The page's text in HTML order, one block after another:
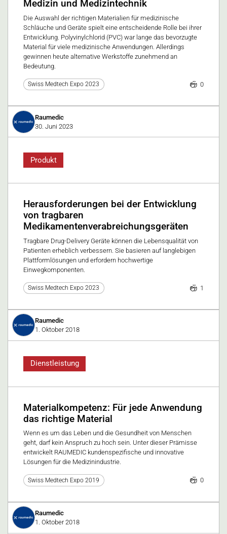
Medizin und Medizintechnik
Die Auswahl der richtigen Materialien für medizinische
Schläuche und Geräte spielt eine entscheidende Rolle bei ihrer
Entwicklung. Polyvinylchlorid (PVC) war lange das bevorzugte
Material für viele medizinische Anwendungen. Allerdings
gewinnen heute alternative Werkstoffe zunehmend an
Bedeutung.
Swiss Medtech Expo 2023 0
Raumedic
30. Juni 2023
Produkt
Herausforderungen bei der Entwicklung
von tragbaren
Medikamentenverabreichungsgeräten
Tragbare Drug-Delivery Geräte können die Lebensqualität von
Patienten erheblich verbessern. Sie basieren auf langlebigen
Plattformlösungen und erfordern hochwertige
Einwegkomponenten.
Swiss Medtech Expo 2023 1
Raumedic
1. Oktober 2018
Dienstleistung
Materialkompetenz: Für jede Anwendung
das richtige Material
Wenn es um das Leben und die Gesundheit von Menschen
geht, darf kein Anspruch zu hoch sein. Unter dieser Prämisse
entwickelt RAUMEDIC kundenspezifische und innovative
Lösungen für die Medizinindustrie.
Swiss Medtech Expo 2019 0
Raumedic
1. Oktober 2018